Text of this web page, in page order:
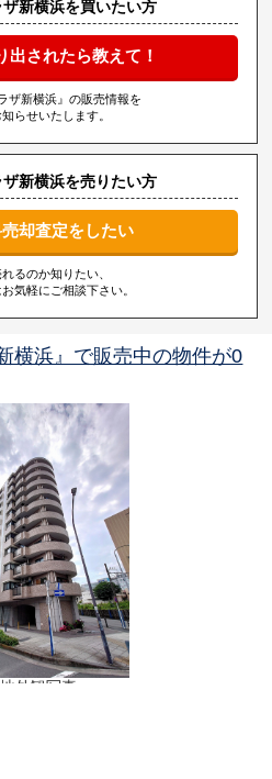
新横浜を買いたい方
出されたら教えて！
ザ新横浜』の販売情報を
らせいたします。
新横浜を売りたい方
却査定をしたい
るのか知りたい、
気軽にご相談下さい。
横浜』で販売中の物件が0
地外観写真